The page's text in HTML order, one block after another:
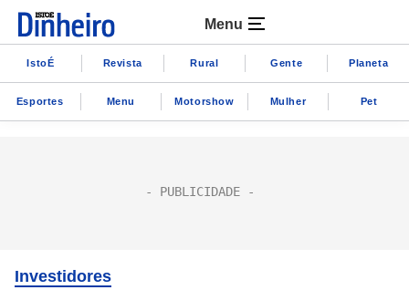
Menu
IstoÉ Revista Rural Gente Planeta
Esportes Menu Motorshow Mulher Pet
Investidores